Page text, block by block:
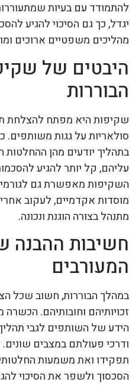
להתמודד עם בעיות
יגדל, כך גם הסיכוי להגיע
מהליכים משפטיים ארוכים
היבטים של
הבוררות
שקיפות היא מפתח להצלחת
סולאריות על גגות
בתהליך יודעים מהן ההחלטות
עליהם, קל יותר להגיע
השקיפות מאפשרת גם לגורמים
מוסדות אקדמיים, לעקוב
מתנהל בצורה הוגנת ונכונה.
חשיבות ההבנה
המעורבים
במהלך הבוררות, חשוב שכל
זכויותיהם וחובותיהם.
הידע של השותפים לגבי
ודרכי פעולתם במצבים
תפקידו ואת משמעות
הסכסוך ולשפר את הסיכוי